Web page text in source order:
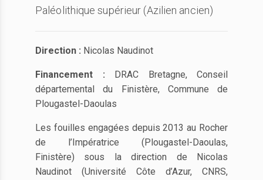
Paléolithique supérieur (Azilien ancien)
Direction : Nicolas Naudinot
Financement : DRAC Bretagne, Conseil
départemental du Finistère, Commune de
Plougastel-Daoulas
Les fouilles engagées depuis 2013 au Rocher
de l’Impératrice (Plougastel-Daoulas,
Finistère) sous la direction de Nicolas
Naudinot (Université Côte d’Azur, CNRS,